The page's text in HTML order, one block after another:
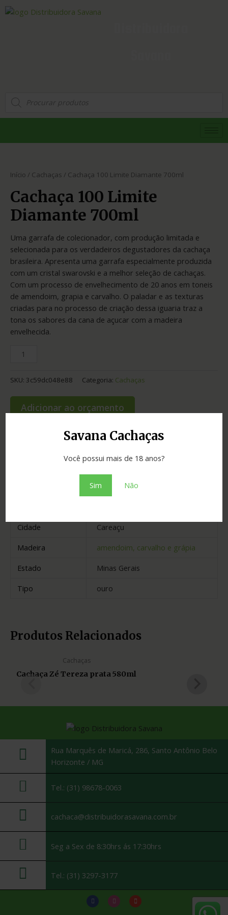
Savana Cachaças
Você possui mais de 18 anos?
Sim Não
Início / Cachaças / Cachaça 100 Limite Diamante 700ml
Cachaça 100 Limite
Diamante 700ml
Uma garrafa de colecionador, com produção limitada e
selecionada para os verdadeiros degustadores da cachaça
brasileira. Apresenta uma garrafa especialmente produzida
com um cristal swarovski e a melhor seleção de cachaças.
Com um processo de envelhecimento de 20 anos em toneis
de amendoim, grapia e carvalho. O paladar e as texturas
criadas para no processo de criação dessa iguaria traz a
tona os sabores da cana de açucar com a madeira
envelhecida.
SKU: 3c59dc048e88 Categoria: Cachaças
Adicionar ao orçamento
Informação adicional
43.00
Cidade
Careaçu
Madeira
amendoim, carvalho e grápia
Estado
Minas Gerais
Tipo
ouro
Produtos Relacionados
Cachaças
Cachaça Zé Tereza prata 580ml
Rua Marquês de Maricá, 286, Santo Antônio Belo
Horizonte / MG
Tel.: (31) 98678-0063
cachaca@distribuidorasavana.com.br
Seg a Sex de 8:30hrs ás 17:30hrs
Tel.: (31) 3297-3177